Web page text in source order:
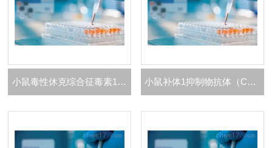
小鼠毒性休克综合征毒素1（TSST-1）ELISA 试剂盒 小鼠补体1抑制物抗体（C1INH）ELISA 试剂盒